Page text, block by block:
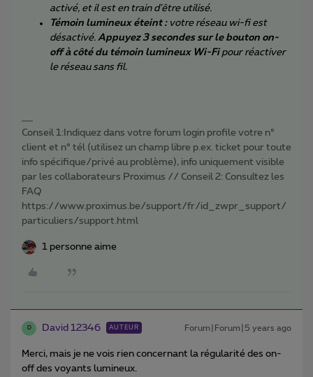
activé, et il est en train d'être utilisé.
Témoin lumineux éteint :votre réseau wi-fi est
désactivé. Appuyez 3 secondes sur le bouton on-
off à côté du témoin lumineux Wi-Fipour réactiver
le réseau sans fil.
Conseil 1:Indiquez dans votre forum login profile votre n°
client et n° tél (utilisez un champ libre p.ex. ticket pour toute
info spécifique/privé au problème), info uniquement visible
par les collaborateurs Proximus // Conseil 2: Consultez les
FAQ
https://www.proximus.be/support/fr/id_zwpr_support/
particuliers/support.html
1 personne aime
D David 12346 AUTEUR Forum|Forum|5 years ago
Merci, mais je ne vois rien concernant la régularité des on-
off des voyants lumineux.